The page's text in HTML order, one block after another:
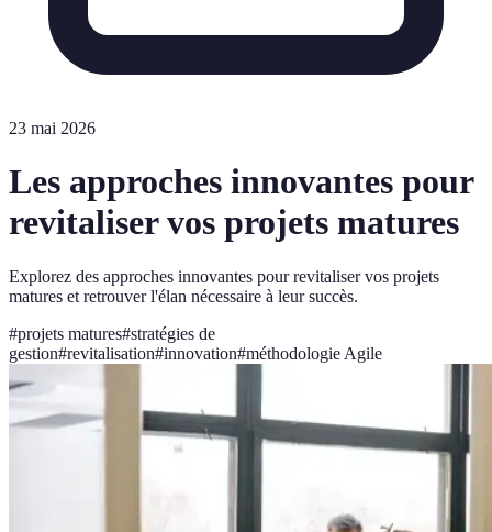
23 mai 2026
Les approches innovantes pour
revitaliser vos projets matures
Explorez des approches innovantes pour revitaliser vos projets
matures et retrouver l'élan nécessaire à leur succès.
#projets matures#stratégies de
gestion#revitalisation#innovation#méthodologie Agile